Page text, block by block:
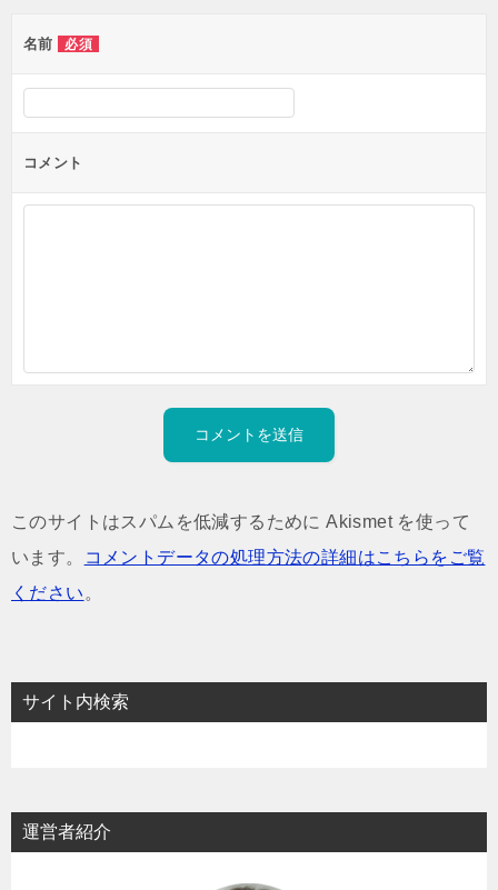
ー
シ
ョ
ン
名前 必須
コメント
このサイトはスパムを低減するために Akismet を使って
います。
コメントデータの処理方法の詳細はこちらをご覧
ください 。
サイト内検索
運営者紹介